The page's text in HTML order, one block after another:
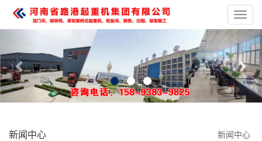
龙
门
吊
起
重
设
备
新闻中心 新闻中心